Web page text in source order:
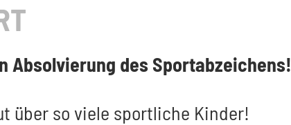
Absolvierung des Sportabzeichens!
über so viele sportliche Kinder!